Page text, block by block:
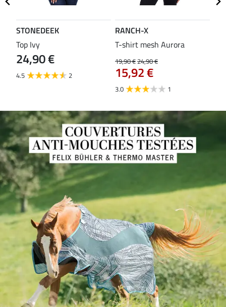
STONEDEEK
Top Ivy
24,90 €
4.5 2
RANCH-X
T-shirt mesh Aurora
19,90 €24,90 €
15,92 €
3.0 1